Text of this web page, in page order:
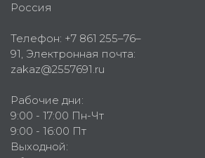
Россия
Телефон: +7 861 255–76–
91, Электронная почта:
zakaz@2557691.ru
Рабочие дни:
9:00 - 17:00 Пн-Чт
9:00 - 16:00 Пт
Выходной: